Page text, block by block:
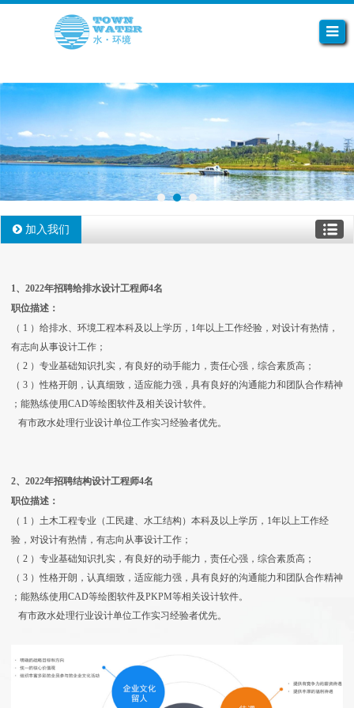
加入我们
1、2022年招聘给排水设计工程师4名
职位描述：
（ 1 ） 给排水、环境工程本科及以上学历，1年以上工作经验， 对设计有热情，
有志向从事设计工作；
（ 2 ）专业基础知识扎实，有良好的动手能力，责任心强，综合素质高；
（ 3 ）性格开朗，认真细致，适应能力强，具有良好的沟通能力和团队合作精神
； 能熟练使用CAD等绘图软件及相关设计软件。
有市政水处理行业设计单位工作实习经验者优先。
2、2022年招聘结构设计工程师4名
职位描述：
（ 1 ） 土木工程专业（工民建、水工结构）本科及以上学历，1年以上工作经
验，对设计有热情，有志向从事设计工作；
（ 2 ）专业基础知识扎实，有良好的动手能力，责任心强，综合素质高；
（ 3 ）性格开朗，认真细致，适应能力强，具有良好的沟通能力和团队合作精神
； 能熟练使用CAD等绘图软件及PKPM等相关设计软件。
有市政水处理行业设计单位工作实习经验者优先。